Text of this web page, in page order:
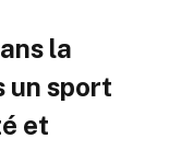
la
un sport
et